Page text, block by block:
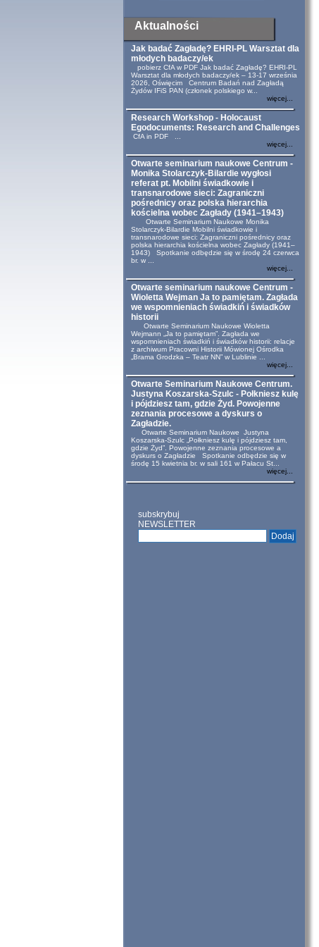
Aktualności
Jak badać Zagładę? EHRI-PL Warsztat dla
młodych badaczy/ek
pobierz CfA w PDF Jak badać Zagładę? EHRI-PL
Warsztat dla młodych badaczy/ek – 13-17 września
2026, Oświęcim Centrum Badań nad Zagładą
Żydów IFiS PAN (członek polskiego w...
więcej...
Research Workshop - Holocaust
Egodocuments: Research and Challenges
CfA in PDF ...
więcej...
Otwarte seminarium naukowe Centrum -
Monika Stolarczyk-Bilardie wygłosi
referat pt. Mobilni świadkowie i
transnarodowe sieci: Zagraniczni
pośrednicy oraz polska hierarchia
kościelna wobec Zagłady (1941–1943)
Otwarte Seminarium Naukowe Monika
Stolarczyk-Bilardie Mobilni świadkowie i
transnarodowe sieci: Zagraniczni pośrednicy oraz
polska hierarchia kościelna wobec Zagłady (1941–
1943) Spotkanie odbędzie się w środę 24 czerwca
br. w ...
więcej...
Otwarte seminarium naukowe Centrum -
Wioletta Wejman Ja to pamiętam. Zagłada
we wspomnieniach świadkiń i świadków
historii
Otwarte Seminarium Naukowe Wioletta
Wejmann „Ja to pamiętam”. Zagłada we
wspomnieniach świadkiń i świadków historii: relacje
z archiwum Pracowni Historii Mówionej Ośrodka
„Brama Grodzka – Teatr NN” w Lublinie ...
więcej...
Otwarte Seminarium Naukowe Centrum.
Justyna Koszarska-Szulc - Połkniesz kulę
i pójdziesz tam, gdzie Żyd. Powojenne
zeznania procesowe a dyskurs o
Zagładzie.
Otwarte Seminarium Naukowe Justyna
Koszarska-Szulc „Połkniesz kulę i pójdziesz tam,
gdzie Żyd”. Powojenne zeznania procesowe a
dyskurs o Zagładzie Spotkanie odbędzie się w
środę 15 kwietnia br. w sali 161 w Pałacu St...
więcej...
subskrybuj
NEWSLETTER